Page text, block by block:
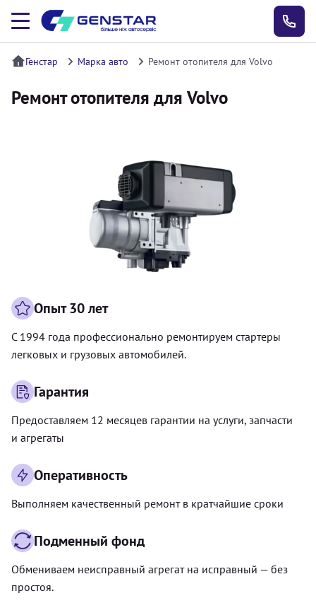
Генстар Марка авто Ремонт отопителя для Volvo
Ремонт отопителя для Volvo
Опыт 30 лет
С 1994 года профессионально ремонтируем стартеры
легковых и грузовых автомобилей.
Гарантия
Предоставляем 12 месяцев гарантии на услуги, запчасти
и агрегаты
Оперативность
Выполняем качественный ремонт в кратчайшие сроки
Подменный фонд
Обмениваем неисправный агрегат на исправный — без
простоя.